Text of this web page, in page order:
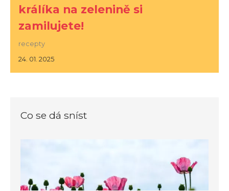
králíka na zelenině si
zamilujete!
recepty
24. 01. 2025
Co se dá sníst